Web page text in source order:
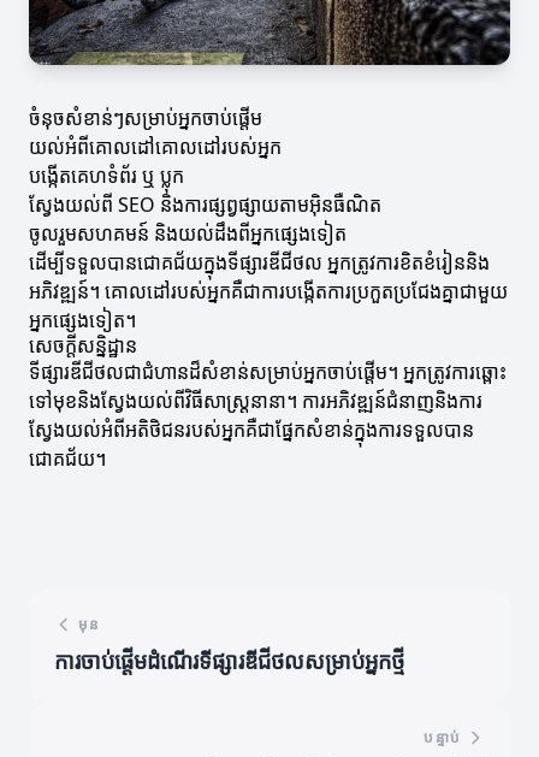
ចំនុចសំខាន់ៗសម្រាប់អ្នកចាប់ផ្តើម
យល់អំពីគោលដៅគោលដៅរបស់អ្នក
បង្កើតគេហទំព័រ ឬ ប្លុក
ស្វែងយល់ពី SEO និងការផ្សព្វផ្សាយតាមអ៊ិនធឺណិត
ចូលរួមសហគមន៍ និងយល់ដឹងពីអ្នកផ្សេងទៀត
ដើម្បីទទួលបានជោគជ័យក្នុងទីផ្សារឌីជីថល អ្នកត្រូវការខិតខំរៀននិង
អភិវឌ្ឍន៍។ គោលដៅរបស់អ្នកគឺជាការបង្កើតការប្រកួតប្រជែងគ្នាជាមួយ
អ្នកផ្សេងទៀត។
សេចក្តីសន្និដ្ឋាន
ទីផ្សារឌីជីថលជាជំហានដ៏សំខាន់សម្រាប់អ្នកចាប់ផ្តើម។ អ្នកត្រូវការឆ្ពោះ
ទៅមុខនិងស្វែងយល់ពីវិធីសាស្រ្តនានា។ ការអភិវឌ្ឍន៍ជំនាញនិងការ
ស្វែងយល់អំពីអតិថិជនរបស់អ្នកគឺជាផ្នែកសំខាន់ក្នុងការទទួលបាន
ជោគជ័យ។
មុន
ការចាប់ផ្តើមដំណើរទីផ្សារឌីជីថលសម្រាប់អ្នកថ្មី
បន្ទាប់